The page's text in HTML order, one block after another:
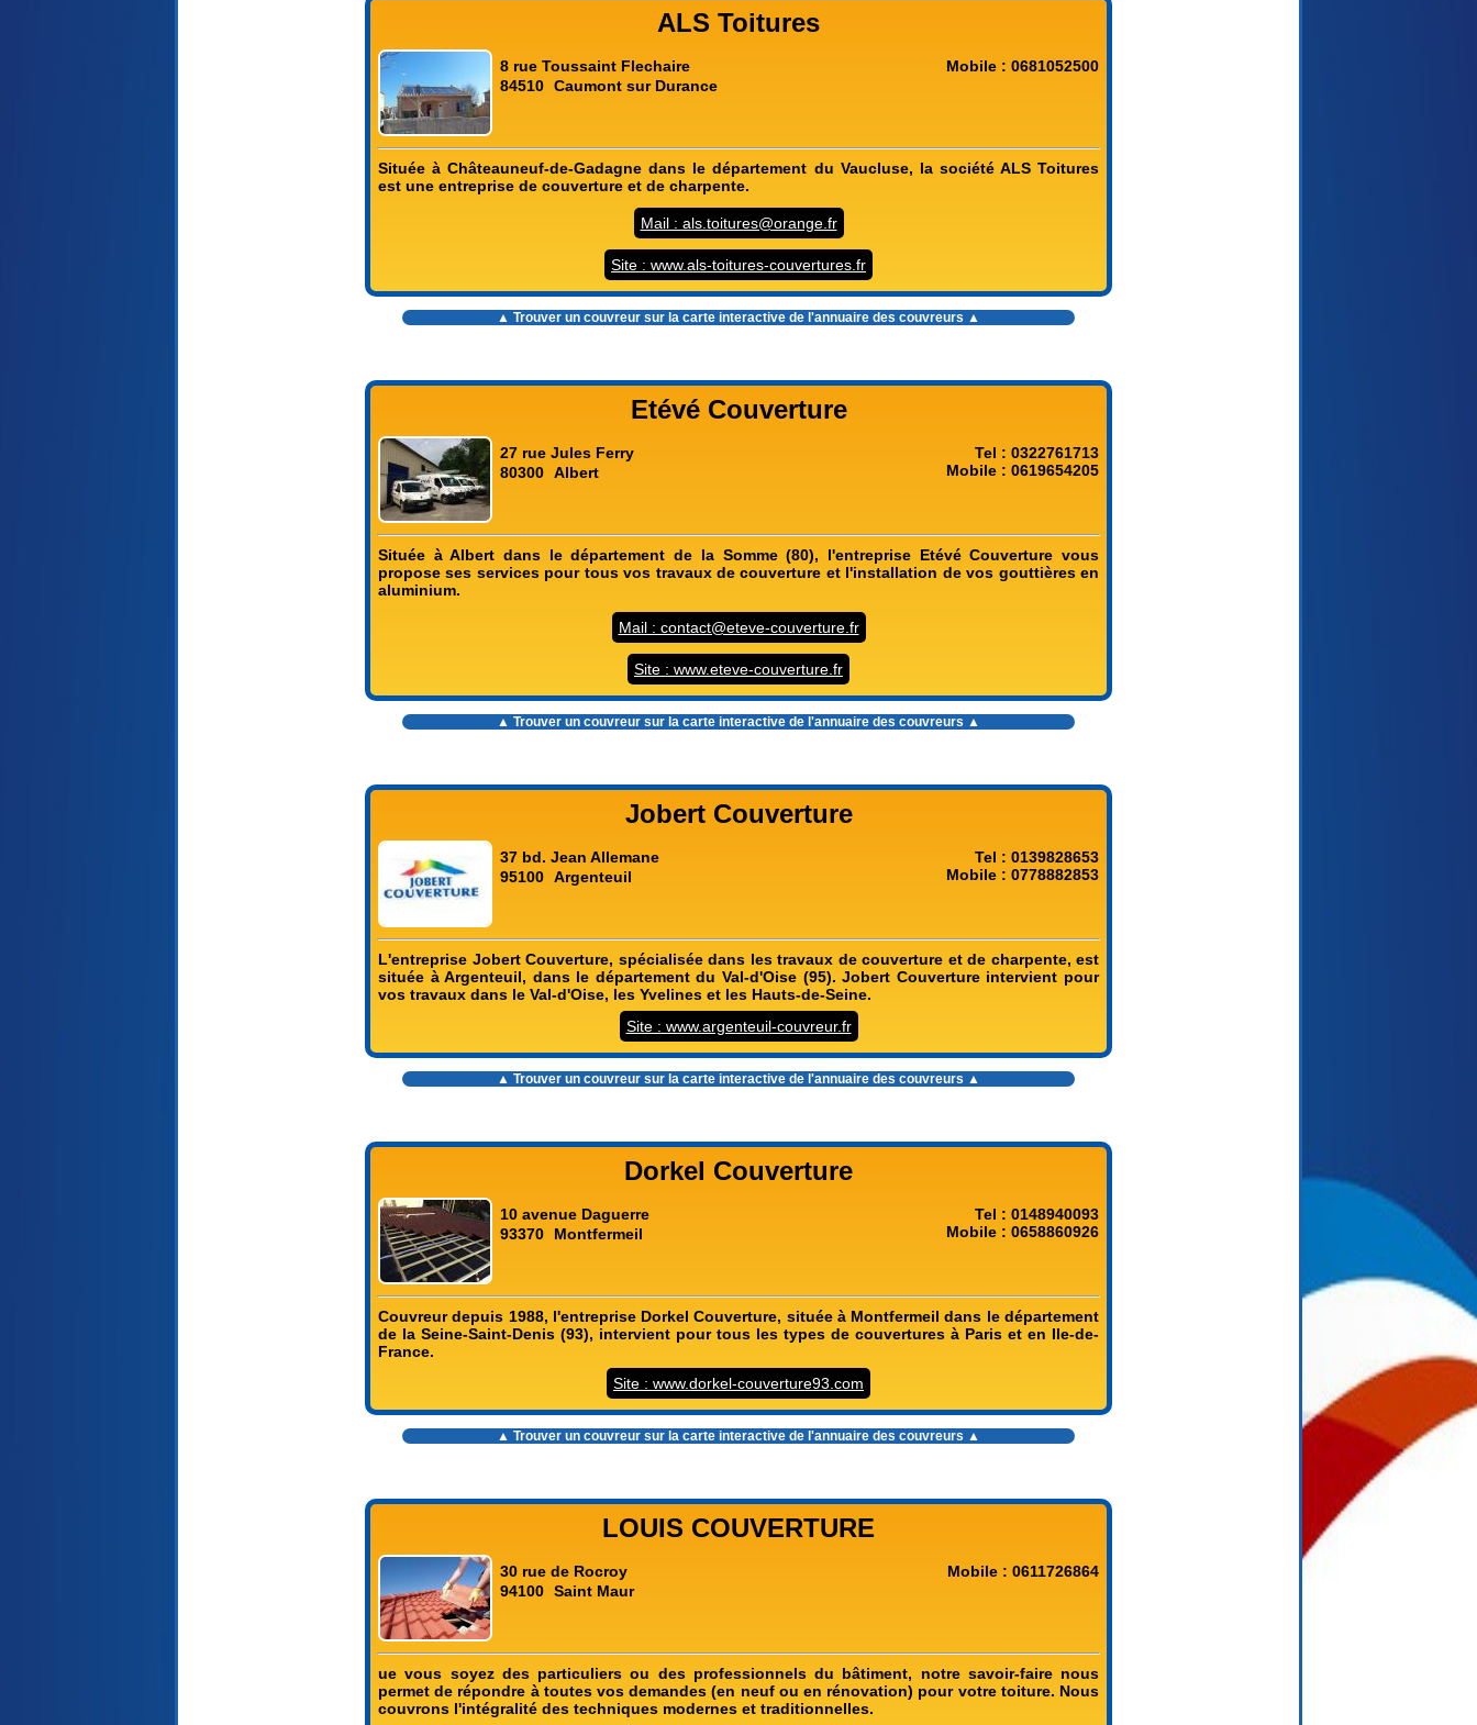
ALS Toitures
8 rue Toussaint Flechaire
84510 Caumont sur Durance
Mobile : 0681052500
Située à Châteauneuf-de-Gadagne dans le département du Vaucluse, la société ALS Toitures
est une entreprise de couverture et de charpente.
Mail : als.toitures@orange.fr
Site : www.als-toitures-couvertures.fr
▲ Trouver un couvreur sur la carte interactive de l'annuaire des couvreurs ▲
Etévé Couverture
27 rue Jules Ferry
80300 Albert
Tel : 0322761713
Mobile : 0619654205
Située à Albert dans le département de la Somme (80), l'entreprise Etévé Couverture vous
propose ses services pour tous vos travaux de couverture et l'installation de vos gouttières en
aluminium.
Mail : contact@eteve-couverture.fr
Site : www.eteve-couverture.fr
▲ Trouver un couvreur sur la carte interactive de l'annuaire des couvreurs ▲
Jobert Couverture
37 bd. Jean Allemane
95100 Argenteuil
Tel : 0139828653
Mobile : 0778882853
L'entreprise Jobert Couverture, spécialisée dans les travaux de couverture et de charpente, est
située à Argenteuil, dans le département du Val-d'Oise (95). Jobert Couverture intervient pour
vos travaux dans le Val-d'Oise, les Yvelines et les Hauts-de-Seine.
Site : www.argenteuil-couvreur.fr
▲ Trouver un couvreur sur la carte interactive de l'annuaire des couvreurs ▲
Dorkel Couverture
10 avenue Daguerre
93370
Montfermeil
Tel : 0148940093
Mobile : 0658860926
Couvreur depuis 1988, l'entreprise Dorkel Couverture, située à Montfermeil dans le département
de la Seine-Saint-Denis (93), intervient pour tous les types de couvertures à Paris et en Ile-de-
France.
Site : www.dorkel-couverture93.com
▲ Trouver un couvreur sur la carte interactive de l'annuaire des couvreurs ▲
LOUIS COUVERTURE
30 rue de Rocroy
94100 Saint Maur
Mobile : 0611726864
ue vous soyez des particuliers ou des professionnels du bâtiment, notre savoir-faire nous
permet de répondre à toutes vos demandes (en neuf ou en rénovation) pour votre toiture. Nous
couvrons l'intégralité des techniques modernes et traditionnelles.